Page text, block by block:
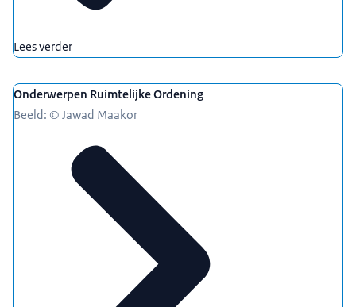
Lees verder
Onderwerpen Ruimtelijke Ordening
Beeld: © Jawad Maakor